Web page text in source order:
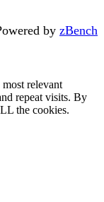
by zBench
relevant
repeat visits. By
the cookies.